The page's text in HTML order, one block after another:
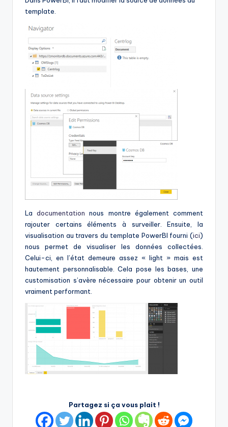
template.
Ladocumentation nous montre également comment
rajouter certains éléments à surveiller. Ensuite, la
visualisation au travers du template PowerBI fourni (ici)
nous permet de visualiser les données collectées.
Celui-ci, en l’état demeure assez « light » mais est
hautement personnalisable. Cela pose les bases, une
customisation s’avère nécessaire pour obtenir un outil
vraiment performant.
Partagez si ça vous plait !